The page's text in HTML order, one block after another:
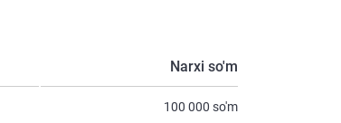
Narxi so'm
100 000 so'm